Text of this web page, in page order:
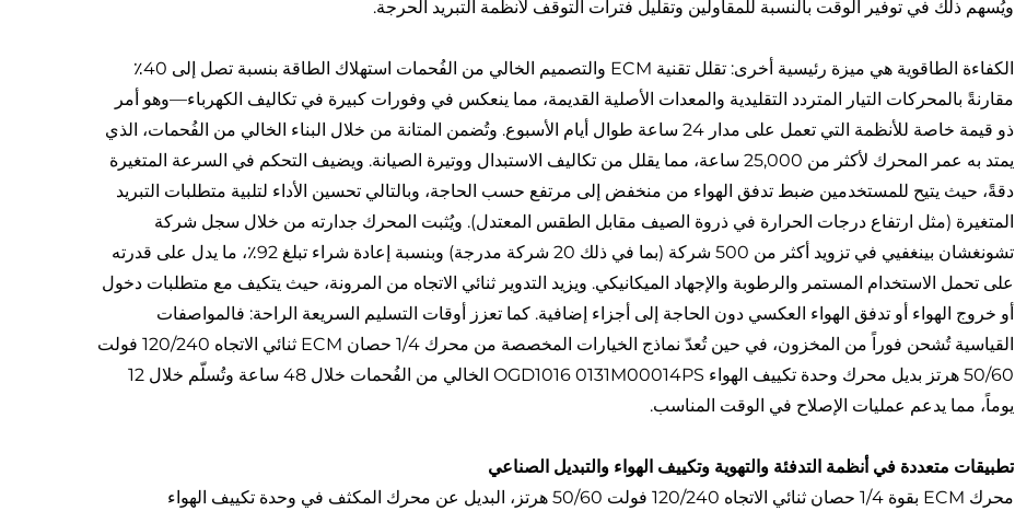
ويُسهم ذلك في توفير الوقت بالنسبة للمقاولين وتقليل فترات التوقف لأنظمة التبريد الحرجة.
الكفاءة الطاقوية هي ميزة رئيسية أخرى: تقلل تقنية ECM والتصميم الخالي من الفُحمات استهلاك الطاقة بنسبة تصل إلى 40٪
مقارنةً بالمحركات التيار المتردد التقليدية والمعدات الأصلية القديمة، مما ينعكس في وفورات كبيرة في تكاليف الكهرباء—وهو أمر
ذو قيمة خاصة للأنظمة التي تعمل على مدار 24 ساعة طوال أيام الأسبوع. وتُضمن المتانة من خلال البناء الخالي من الفُحمات، الذي
يمتد به عمر المحرك لأكثر من 25,000 ساعة، مما يقلل من تكاليف الاستبدال ووتيرة الصيانة. ويضيف التحكم في السرعة المتغيرة
دقةً، حيث يتيح للمستخدمين ضبط تدفق الهواء من منخفض إلى مرتفع حسب الحاجة، وبالتالي تحسين الأداء لتلبية متطلبات التبريد
المتغيرة (مثل ارتفاع درجات الحرارة في ذروة الصيف مقابل الطقس المعتدل). ويُثبت المحرك جدارته من خلال سجل شركة
تشونغشان بينغفيي في تزويد أكثر من 500 شركة (بما في ذلك 20 شركة مدرجة) وبنسبة إعادة شراء تبلغ 92٪، ما يدل على قدرته
على تحمل الاستخدام المستمر والرطوبة والإجهاد الميكانيكي. ويزيد التدوير ثنائي الاتجاه من المرونة، حيث يتكيف مع متطلبات دخول
أو خروج الهواء أو تدفق الهواء العكسي دون الحاجة إلى أجزاء إضافية. كما تعزز أوقات التسليم السريعة الراحة: فالمواصفات
القياسية تُشحن فوراً من المخزون، في حين تُعدّ نماذج الخيارات المخصصة من محرك 1/4 حصان ECM ثنائي الاتجاه 120/240 فولت
50/60 هرتز بديل محرك وحدة تكييف الهواء OGD1016 0131M00014PS الخالي من الفُحمات خلال 48 ساعة وتُسلّم خلال 12
يوماً، مما يدعم عمليات الإصلاح في الوقت المناسب.
تطبيقات متعددة في أنظمة التدفئة والتهوية وتكييف الهواء والتبديل الصناعي
محرك ECM بقوة 1/4 حصان ثنائي الاتجاه 120/240 فولت 50/60 هرتز، البديل عن محرك المكثف في وحدة تكييف الهواء